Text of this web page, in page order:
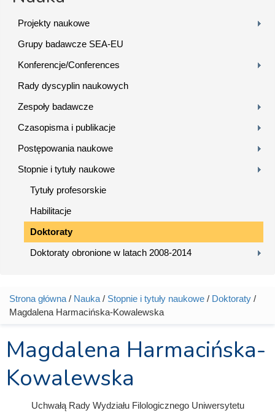
Projekty naukowe
Grupy badawcze SEA-EU
Konferencje/Conferences
Rady dyscyplin naukowych
Zespoły badawcze
Czasopisma i publikacje
Postępowania naukowe
Stopnie i tytuły naukowe
Tytuły profesorskie
Habilitacje
Doktoraty
Doktoraty obronione w latach 2008-2014
Jesteś tutaj
Strona główna / Nauka / Stopnie i tytuły naukowe / Doktoraty /
Magdalena Harmacińska-Kowalewska
Magdalena Harmacińska-
Kowalewska
Uchwałą Rady Wydziału Filologicznego Uniwersytetu